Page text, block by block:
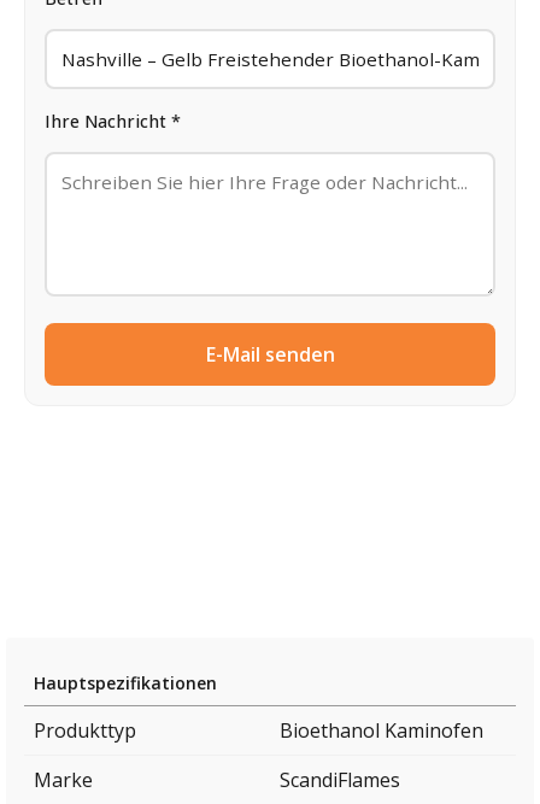
Ihre Nachricht *
E-Mail senden
Hauptspezifikationen
Produkttyp
Bioethanol Kaminofen
Marke
ScandiFlames